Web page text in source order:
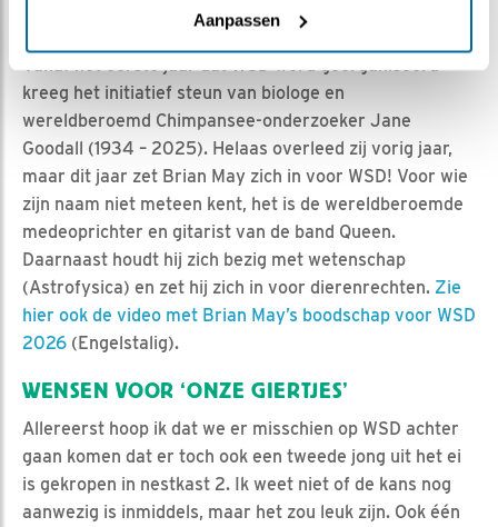
Aanpassen
JANE GOODALL EN BRIAN MAY
kreeg het initiatief steun van biologe en
wereldberoemd Chimpansee-onderzoeker Jane
Goodall (1934 – 2025). Helaas overleed zij vorig jaar,
maar dit jaar zet Brian May zich in voor WSD! Voor wie
zijn naam niet meteen kent, het is de wereldberoemde
medeoprichter en gitarist van de band Queen.
Daarnaast houdt hij zich bezig met wetenschap
(Astrofysica) en zet hij zich in voor dierenrechten. Zie
hier ook de video met Brian May’s boodschap voor WSD
2026 (Engelstalig).
WENSEN VOOR ‘ONZE GIERTJES’
Allereerst hoop ik dat we er misschien op WSD achter
gaan komen dat er toch ook een tweede jong uit het ei
is gekropen in nestkast 2. Ik weet niet of de kans nog
aanwezig is inmiddels, maar het zou leuk zijn. Ook één